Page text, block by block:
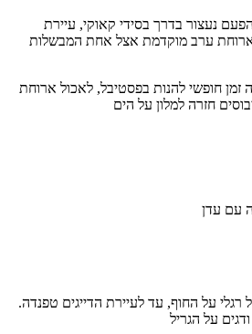
בדרך בסידי קאוקי, עיירת
ערב מוקדמת אצל אחת המבשלות
חופשי להנות בפסטיבל, לאכול ארוחת
חזרה למלון על הים
על החוף, עד לעיירת הדייגים טפנדה.
הגריל